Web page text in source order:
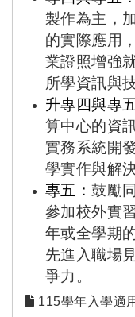
製作為主，
的實際應用
業證照增強
所學資訊與
升專四與專
算中心的資
實務系統開
學實作與解
專五：鼓勵
參加校外實
年或全學期
先進入職場
爭力。
115學年入學適